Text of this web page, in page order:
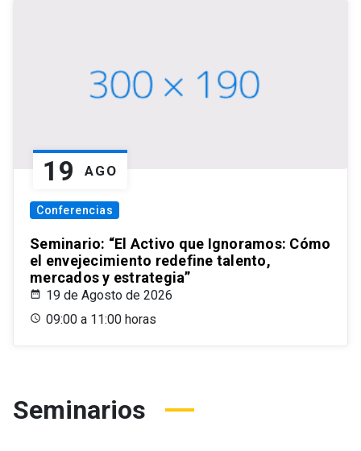
19 AGO
Conferencias
Seminario: “El Activo que Ignoramos: Cómo
el envejecimiento redefine talento,
mercados y estrategia”
19 de Agosto de 2026
09:00 a 11:00 horas
Seminarios